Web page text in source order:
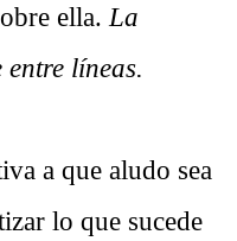
ella. La
entre líneas.
a que aludo sea
lo que sucede